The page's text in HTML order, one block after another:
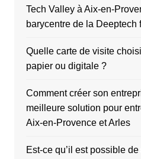
Tech Valley à Aix-en-
barycentre de la Deeptech
Quelle carte de visite
papier ou digitale ?
Comment créer son
meilleure solution pour
Aix-en-Provence et Arles
Est-ce qu’il est possible